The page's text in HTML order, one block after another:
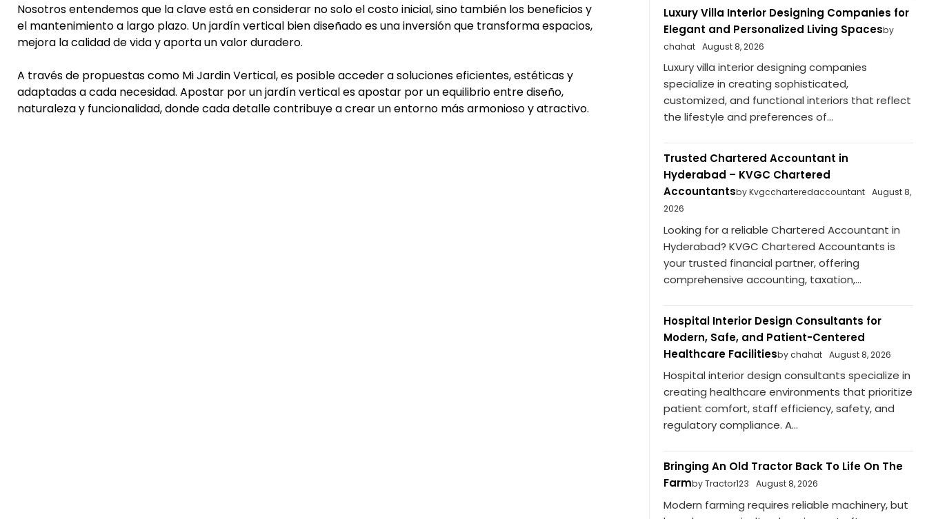
Nosotros entendemos que la clave está en considerar no solo el costo inicial, sino también los beneficios y
el mantenimiento a largo plazo. Un jardín vertical bien diseñado es una inversión que transforma espacios,
mejora la calidad de vida y aporta un valor duradero.
A través de propuestas como Mi Jardin Vertical, es posible acceder a soluciones eficientes, estéticas y
adaptadas a cada necesidad. Apostar por un jardín vertical es apostar por un equilibrio entre diseño,
naturaleza y funcionalidad, donde cada detalle contribuye a crear un entorno más armonioso y atractivo.
Luxury Villa Interior Designing Companies for
Elegant and Personalized Living Spacesby
chahat
August 8, 2026
Luxury villa interior designing companies
specialize in creating sophisticated,
customized, and functional interiors that reflect
the lifestyle and preferences of...
Trusted Chartered Accountant in
Hyderabad – KVGC Chartered
Accountantsby Kvgccharteredaccountant
August 8,
2026
Looking for a reliable Chartered Accountant in
Hyderabad? KVGC Chartered Accountants is
your trusted financial partner, offering
comprehensive accounting, taxation,...
Hospital Interior Design Consultants for
Modern, Safe, and Patient-Centered
Healthcare Facilitiesby chahat August 8, 2026
Hospital interior design consultants specialize in
creating healthcare environments that prioritize
patient comfort, staff efficiency, safety, and
regulatory compliance. A...
Bringing An Old Tractor Back To Life On The
Farmby Tractor123 August 8, 2026
Modern farming requires reliable machinery, but